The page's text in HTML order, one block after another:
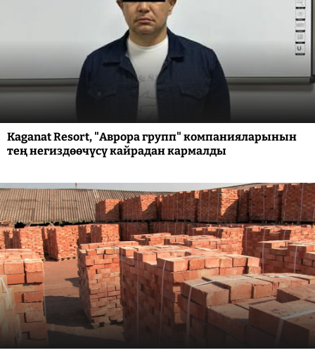
Kaganat Resort, "Аврора групп" компанияларынын
тең негиздөөчүсү кайрадан кармалды